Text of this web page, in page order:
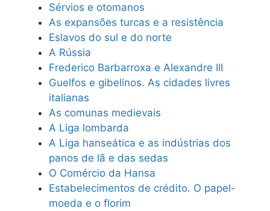
Sérvios e otomanos
As expansões turcas e a resistência
Eslavos do sul e do norte
A Rússia
Frederico Barbarroxa e Alexandre III
Guelfos e gibelinos. As cidades livres
italianas
As comunas medievais
A Liga lombarda
A Liga hanseática e as indústrias dos
panos de lã e das sedas
O Comércio da Hansa
Estabelecimentos de crédito. O papel-
moeda e o florim